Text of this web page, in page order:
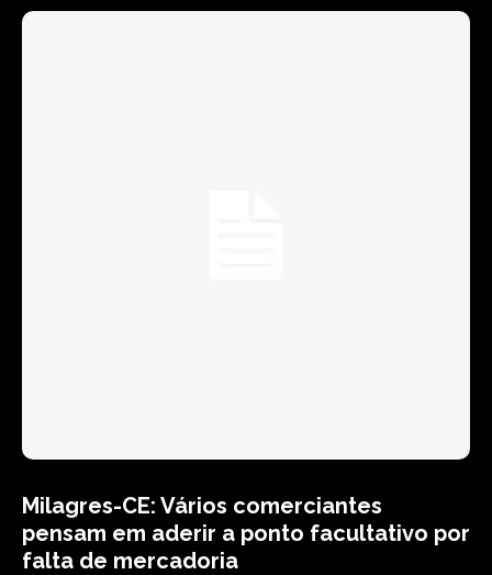
Milagres-CE: Vários comerciantes
pensam em aderir a ponto facultativo por
falta de mercadoria